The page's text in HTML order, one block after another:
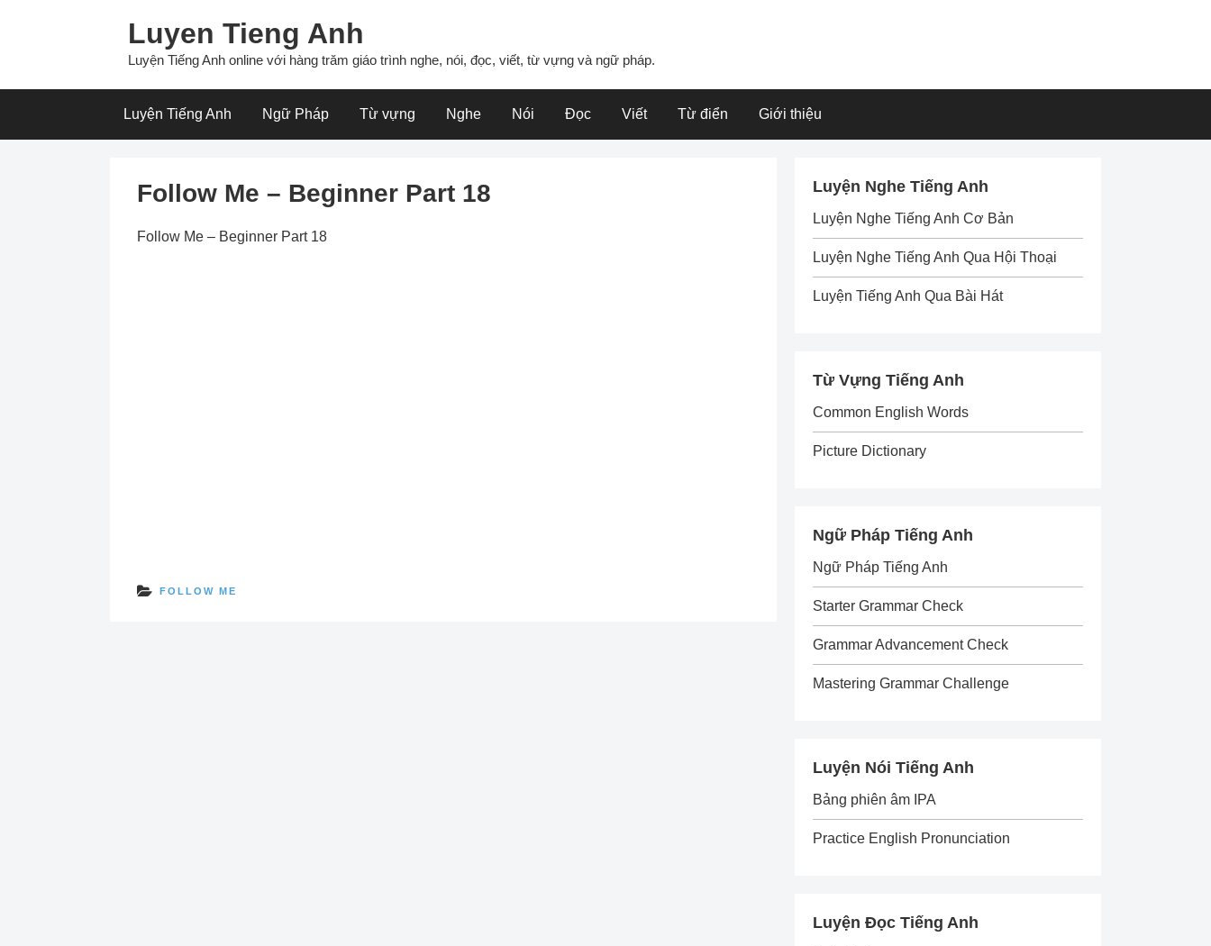
Luyen Tieng Anh
Luyện Tiếng Anh online với hàng trăm giáo trình nghe, nói, đọc, viết, từ vựng và ngữ pháp.
Luyện Tiếng Anh Ngữ Pháp Từ vựng Nghe Nói Đọc Viết Từ điển Giới thiệu
Follow Me – Beginner Part 18
Follow Me – Beginner Part 18
FOLLOW ME
Luyện Nghe Tiếng Anh
Luyện Nghe Tiếng Anh Cơ Bản
Luyện Nghe Tiếng Anh Qua Hội Thoại
Luyện Tiếng Anh Qua Bài Hát
Từ Vựng Tiếng Anh
Common English Words
Picture Dictionary
Ngữ Pháp Tiếng Anh
Ngữ Pháp Tiếng Anh
Starter Grammar Check
Grammar Advancement Check
Mastering Grammar Challenge
Luyện Nói Tiếng Anh
Bảng phiên âm IPA
Practice English Pronunciation
Luyện Đọc Tiếng Anh